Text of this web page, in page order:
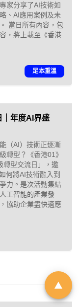
品牌大
招募
的產品與
策時便需
標作為參
」頻道即
生活品牌
於創新、
傑出表現
家分享了AI技術如
、AI應用案例及未
，將上載至《香港
足本重溫
｜年度AI界盛
（AI）技術正逐漸
轉型？《香港01》
轉型交流日」，邀
何將AI技術融入到
力。是次活動集結
工智能的產業發
協助企業盡快適應